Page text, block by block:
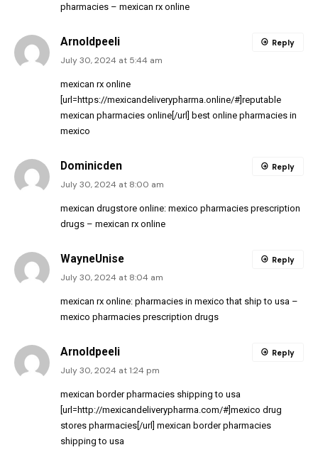
pharmacies – mexican rx online
Arnoldpeeli
July 30, 2024 at 5:44 am
mexican rx online
[url=https://mexicandeliverypharma.online/#]reputable
mexican pharmacies online[/url] best online pharmacies in
mexico
Reply
Dominicden
July 30, 2024 at 8:00 am
mexican drugstore online: mexico pharmacies prescription
drugs – mexican rx online
Reply
WayneUnise
July 30, 2024 at 8:04 am
mexican rx online: pharmacies in mexico that ship to usa –
mexico pharmacies prescription drugs
Reply
Arnoldpeeli
July 30, 2024 at 1:24 pm
mexican border pharmacies shipping to usa
[url=http://mexicandeliverypharma.com/#]mexico drug
stores pharmacies[/url] mexican border pharmacies
shipping to usa
Reply